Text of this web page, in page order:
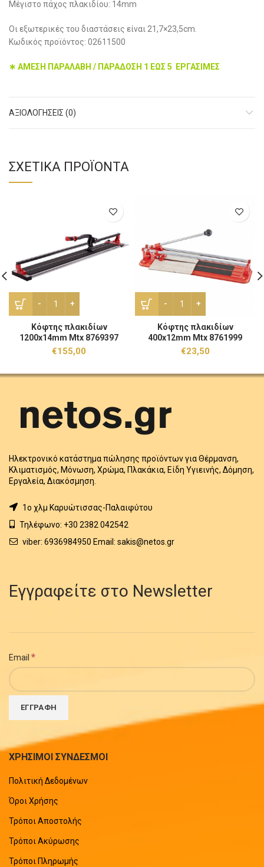
Μέγιστο πάχος πλακιδίου: 14mm
Οι εξωτερικές του διαστάσεις είναι 21,7×23,5cm.
Κωδικός προϊόντος: 02611500
∗ ΑΜΕΣΗ ΠΑΡΑΛΑΒΗ / ΠΑΡΑΔΟΣΗ 1 ΕΩΣ 5 ΕΡΓΑΣΙΜΕΣ
ΑΞΙΟΛΟΓΉΣΕΙΣ (0)
ΣΧΕΤΙΚΆ ΠΡΟΪΌΝΤΑ
Κόφτης πλακιδίων 1200x14mm Mtx 8769397 ποσότητα
Κόφτης πλακιδίων
1200x14mm Mtx 8769397
€155,00
Κόφτης πλακιδίων
400x12mm Mtx 8761999
€23,50
Ηλεκτρονικό κατάστημα πώλησης προϊόντων για Θέρμανση,
Κλιματισμός, Μόνωση, Χρώμα, Πλακάκια, Είδη Υγιεινής, Δόμηση,
Εργαλεία, Διακόσμηση.
1o χλμ Καρυώτισσας-Παλαιφύτου
Τηλέφωνο: +30 2382 042542
viber: 6936984950 Email: sakis@netos.gr
Εγγραφείτε στο Newsletter
Email *
ΧΡΗΣΙΜΟΙ ΣΥΝΔΕΣΜΟΙ
Πολιτική Δεδομένων
Όροι Χρήσης
Τρόποι Αποστολής
Τρόποι Ακύρωσης
Τρόποι Πληρωμής